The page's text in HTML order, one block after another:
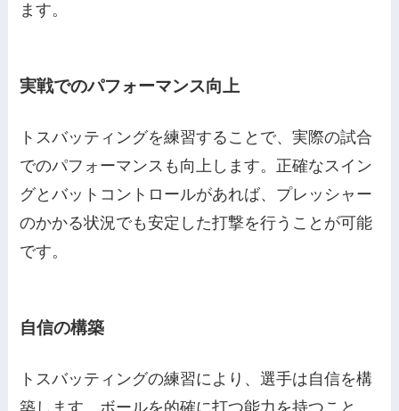
ます。
実戦でのパフォーマンス向上
トスバッティングを練習することで、実際の試合
でのパフォーマンスも向上します。正確なスイン
グとバットコントロールがあれば、プレッシャー
のかかる状況でも安定した打撃を行うことが可能
です。
自信の構築
トスバッティングの練習により、選手は自信を構
築します。ボールを的確に打つ能力を持つこと